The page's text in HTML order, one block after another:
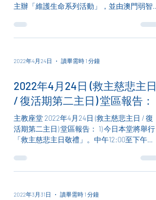
主辦「維護生命系列活動」，並由澳門弱智人
教區社會傳播中心協辦。活動包括「人之初的
愛」展覽、生命系列講座、兒童繪畫工作坊、
2022年4月24日 讀畢需時 1 分鐘
2022年4月24日 (救主慈悲主日
/ 復活期第二主日) 堂區報告：
主教座堂 2022年4月24日 (救主慈悲主日 / 復
活期第二主日) 堂區報告： 1) 今日本堂將舉行
「救主慈悲主日敬禮」。中午12:00至下午
慈悲串經，下午3:00舉行中文慈悲主日彌撒，
誠邀各位教友參與。 2)...
2022年3月31日 讀畢需時 1 分鐘